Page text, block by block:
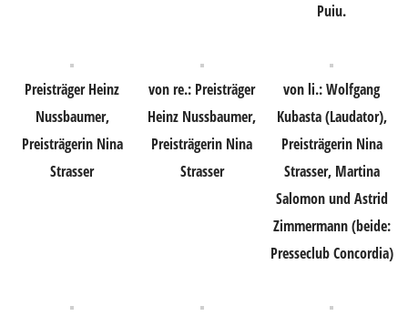
Puiu.
Preisträger Heinz
Nussbaumer,
Preisträgerin Nina
Strasser
von re.: Preisträger
Heinz Nussbaumer,
Preisträgerin Nina
Strasser
von li.: Wolfgang
Kubasta (Laudator),
Preisträgerin Nina
Strasser, Martina
Salomon und Astrid
Zimmermann (beide:
Presseclub Concordia)